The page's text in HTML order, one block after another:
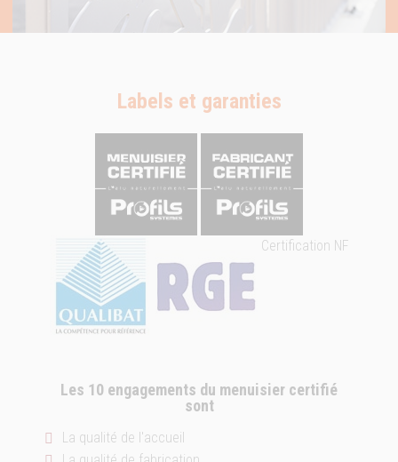
Labels et garanties
Certification NF
Les 10 engagements du menuisier certifié
sont
La qualité de l'accueil